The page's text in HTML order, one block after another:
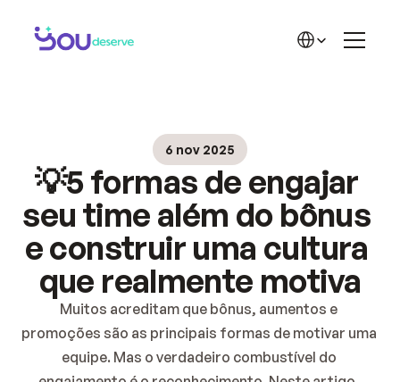
Reconocimiento
🏆 Cases de Sucesso
Acerca de YD
Blog YD
Materiales YD
Carrera
Precios 2
Contacto
6 nov 2025
💡5 formas de engajar
seu time além do bônus
e construir uma cultura
que realmente motiva
Muitos acreditam que bônus, aumentos e
promoções são as principais formas de motivar uma
equipe. Mas o verdadeiro combustível do